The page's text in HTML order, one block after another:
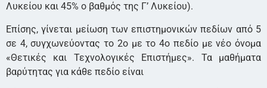
Λυκείου και 45% ο βαθμός της Γ’ Λυκείου).
Επίσης, γίνεται μείωση των επιστημονικών πεδίων από 5
σε 4, συγχωνεύοντας το 2ο με το 4ο πεδίο με νέο όνομα
«Θετικές και Τεχνολογικές Επιστήμες». Τα μαθήματα
βαρύτητας για κάθε πεδίο είναι